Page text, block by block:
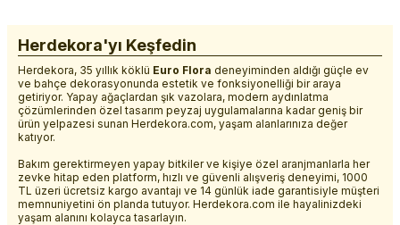
Herdekora'yı Keşfedin
Herdekora, 35 yıllık köklü Euro Flora deneyiminden aldığı güçle ev
ve bahçe dekorasyonunda estetik ve fonksiyonelliği bir araya
getiriyor. Yapay ağaçlardan şık vazolara, modern aydınlatma
çözümlerinden özel tasarım peyzaj uygulamalarına kadar geniş bir
ürün yelpazesi sunan Herdekora.com, yaşam alanlarınıza değer
katıyor.
Bakım gerektirmeyen yapay bitkiler ve kişiye özel aranjmanlarla her
zevke hitap eden platform, hızlı ve güvenli alışveriş deneyimi, 1000
TL üzeri ücretsiz kargo avantajı ve 14 günlük iade garantisiyle müşteri
memnuniyetini ön planda tutuyor. Herdekora.com ile hayalinizdeki
yaşam alanını kolayca tasarlayın.